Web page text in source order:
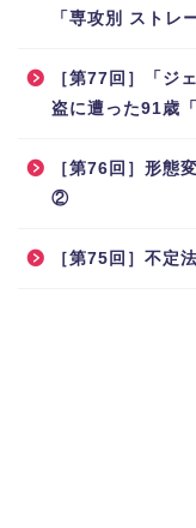
「専攻別 ストレ
［第77回］「ジ
盗に遭った91歳
［第76回］形態
②
［第75回］不定